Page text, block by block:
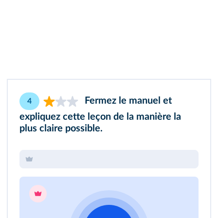
4
Fermez le manuel et
expliquez cette leçon de la manière la
plus claire possible.